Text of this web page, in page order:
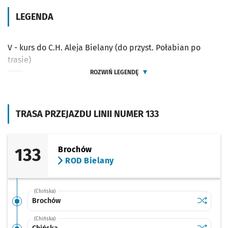
TRASA PRZEJAZDU LINII NUMER 133
133
Brochów
ROD Bielany
(Chińska)
Brochów Sprawdź
Brochów
(Chińska)
LEGENDA
V - kurs do C.H. Aleja Bielany (do przyst. Połabian po
trasie)
ROZWIŃ LEGENDĘ